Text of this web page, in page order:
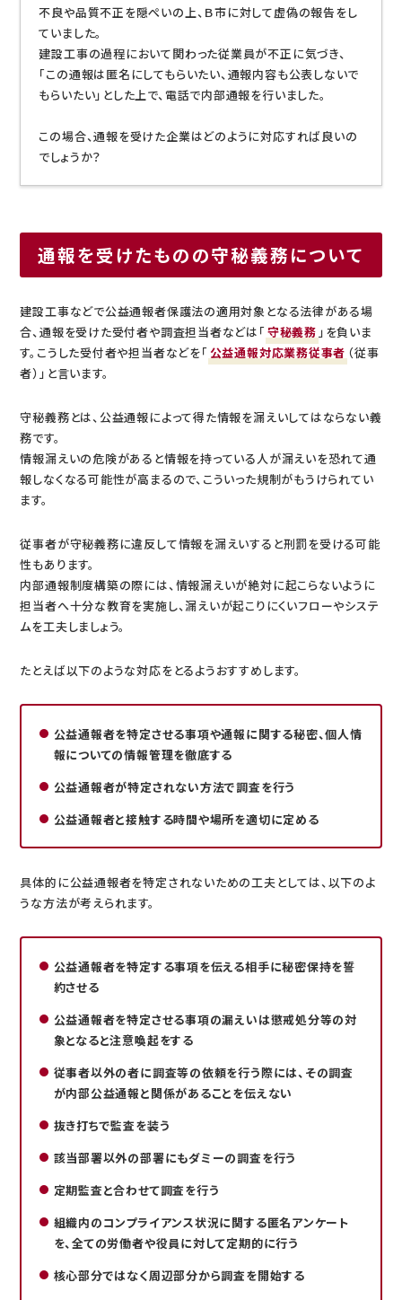
不良や品質不正を隠ぺいの上、Ｂ市に対して虚偽の報告をし
ていました。
建設工事の過程において関わった従業員が不正に気づき、
「この通報は匿名にしてもらいたい、通報内容も公表しないで
もらいたい」とした上で、電話で内部通報を行いました。
この場合、通報を受けた企業はどのように対応すれば良いの
でしょうか？
通報を受けたものの守秘義務について
建設工事などで公益通報者保護法の適用対象となる法律がある場
合、通報を受けた受付者や調査担当者などは「守秘義務 」を負いま
す。こうした受付者や担当者などを「 公益通報対応業務従事者 （従事
者）」と言います。
守秘義務とは、公益通報によって得た情報を漏えいしてはならない義
務です。
情報漏えいの危険があると情報を持っている人が漏えいを恐れて通
報しなくなる可能性が高まるので、こういった規制がもうけられてい
ます。
従事者が守秘義務に違反して情報を漏えいすると刑罰を受ける可能
性もあります。
内部通報制度構築の際には、情報漏えいが絶対に起こらないように
担当者へ十分な教育を実施し、漏えいが起こりにくいフローやシステ
ムを工夫しましょう。
たとえば以下のような対応をとるようおすすめします。
公益通報者を特定させる事項や通報に関する秘密、個人情
報についての情報管理を徹底する
公益通報者が特定されない方法で調査を行う
公益通報者と接触する時間や場所を適切に定める
具体的に公益通報者を特定されないための工夫としては、以下のよ
うな方法が考えられます。
公益通報者を特定する事項を伝える相手に秘密保持を誓
約させる
公益通報者を特定させる事項の漏えいは懲戒処分等の対
象となると注意喚起をする
従事者以外の者に調査等の依頼を行う際には、その調査
が内部公益通報と関係があることを伝えない
抜き打ちで監査を装う
該当部署以外の部署にもダミーの調査を行う
定期監査と合わせて調査を行う
組織内のコンプライアンス状況に関する匿名アンケート
を、全ての労働者や役員に対して定期的に行う
核心部分ではなく周辺部分から調査を開始する